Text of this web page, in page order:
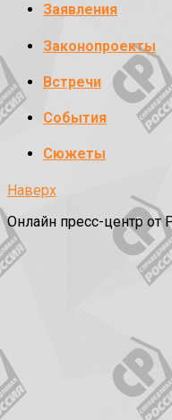
Заявления
Законопроекты
Встречи
События
Сюжеты
Наверх
Онлайн пресс-центр